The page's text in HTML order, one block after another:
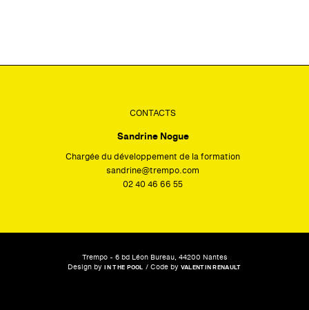
CONTACTS
Sandrine Nogue
Chargée du développement de la formation
sandrine@trempo.com
02 40 46 66 55
Trempo - 6 bd Léon Bureau, 44200 Nantes
Design byIN THE POOL / Code by VALENTIN RENAULT